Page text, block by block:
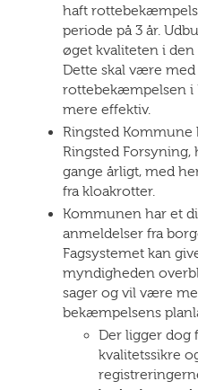
haft
periode på 3 år.
øget kvaliteten i
Dette skal være med
rottebekæmpelsen i
mere effektiv.
Ringsted Kommune
Ringsted Forsyning,
gange årligt, med
fra kloakrotter.
Kommunen har et
anmeldelser fra
Fagsystemet kan
myndigheden
sager og vil være
bekæmpelsens
Der ligger dog
kvalitetssikre